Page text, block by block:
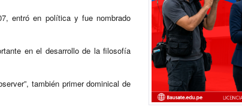
entró en política y fue nombrado
en el desarrollo de la filosofía
también primer dominical de